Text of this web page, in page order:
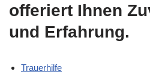
offeriert Ihnen
und Erfahrung.
Trauerhilfe